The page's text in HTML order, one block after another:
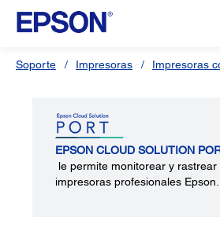
Soporte Impresoras Impresoras
EPSON CLOUD SOLUTION
le permite monitorear y rastrear
impresoras profesionales Epson.